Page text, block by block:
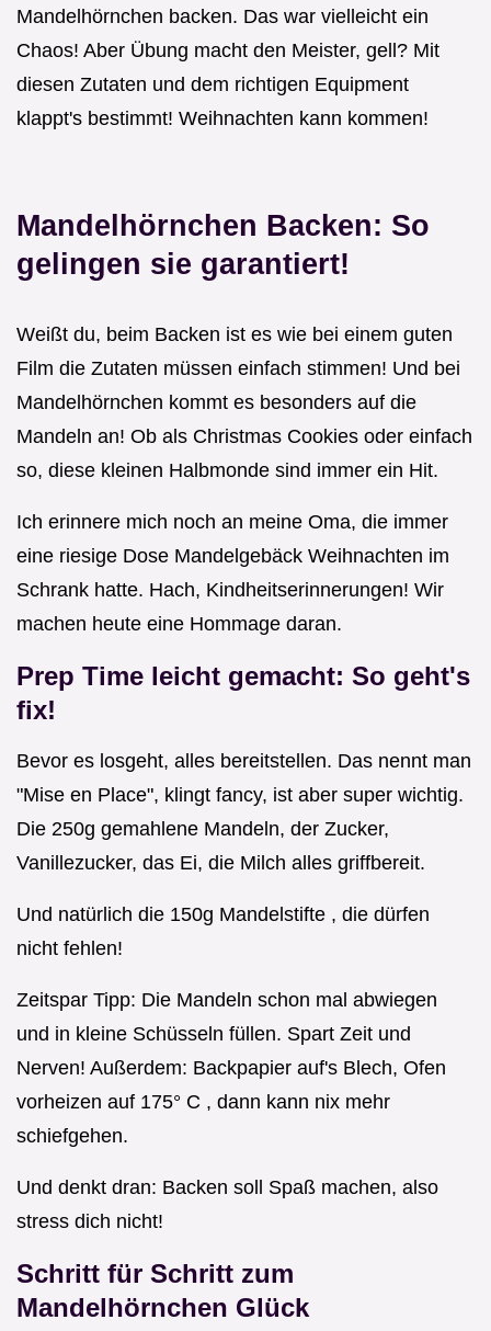
Mandelhörnchen backen. Das war vielleicht ein
Chaos! Aber Übung macht den Meister, gell? Mit
diesen Zutaten und dem richtigen Equipment
klappt's bestimmt! Weihnachten kann kommen!
Mandelhörnchen Backen: So
gelingen sie garantiert!
Weißt du, beim Backen ist es wie bei einem guten
Film die Zutaten müssen einfach stimmen! Und bei
Mandelhörnchen kommt es besonders auf die
Mandeln an! Ob als Christmas Cookies oder einfach
so, diese kleinen Halbmonde sind immer ein Hit.
Ich erinnere mich noch an meine Oma, die immer
eine riesige Dose Mandelgebäck Weihnachten im
Schrank hatte. Hach, Kindheitserinnerungen! Wir
machen heute eine Hommage daran.
Prep Time leicht gemacht: So geht's
fix!
Bevor es losgeht, alles bereitstellen. Das nennt man
"Mise en Place", klingt fancy, ist aber super wichtig.
Die 250g gemahlene Mandeln, der Zucker,
Vanillezucker, das Ei, die Milch alles griffbereit.
Und natürlich die 150g Mandelstifte , die dürfen
nicht fehlen!
Zeitspar Tipp: Die Mandeln schon mal abwiegen
und in kleine Schüsseln füllen. Spart Zeit und
Nerven! Außerdem: Backpapier auf's Blech, Ofen
vorheizen auf 175° C , dann kann nix mehr
schiefgehen.
Und denkt dran: Backen soll Spaß machen, also
stress dich nicht!
Schritt für Schritt zum
Mandelhörnchen Glück